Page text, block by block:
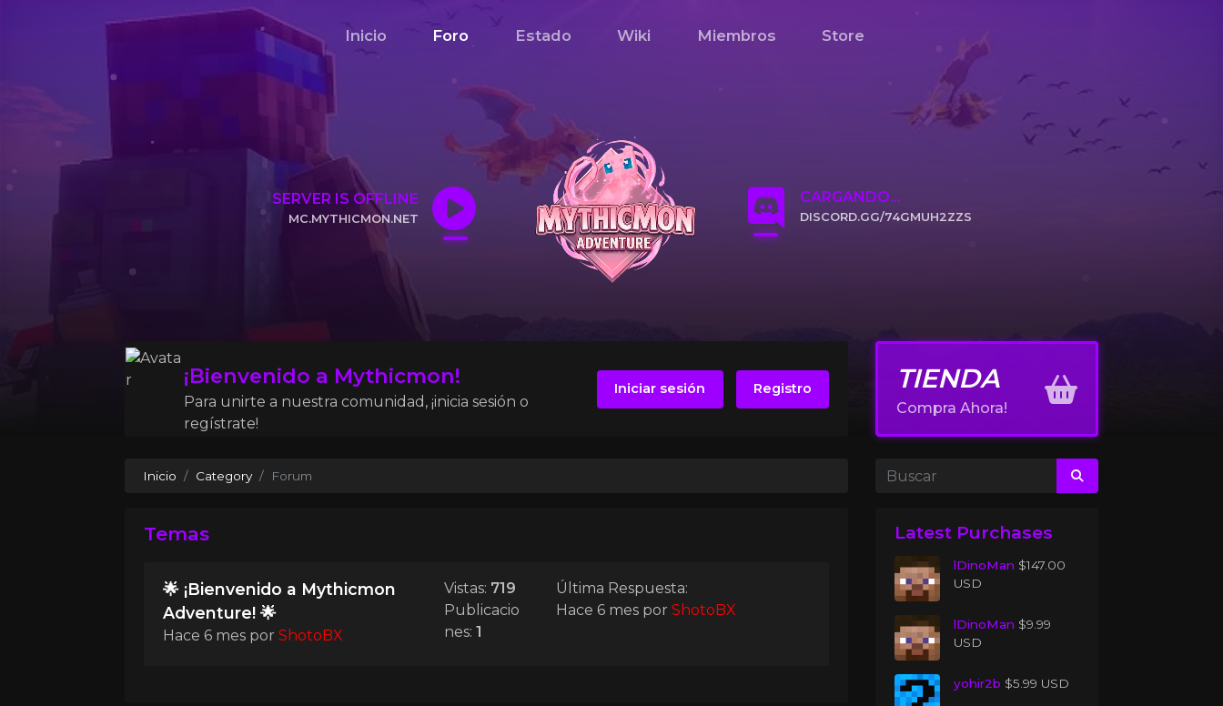
Inicio Foro Estado Wiki Miembros Store
SERVER IS OFFLINE
MC.MYTHICMON.NET
CARGANDO...
DISCORD.GG/74GMUH2ZZS
¡Bienvenido a Mythicmon!
Para unirte a nuestra comunidad, ¡inicia sesión o
regístrate!
Iniciar sesión Registro TIENDA
Compra Ahora!
Inicio Category Forum
Temas
🌟 ¡Bienvenido a Mythicmon
Adventure! 🌟
Hace 6 mes por ShotoBX
Vistas: 719
Publicacio
nes: 1
Última Respuesta:
Hace 6 mes porShotoBX
Latest Purchases
lDinoMan $147.00
USD
lDinoMan $9.99
USD
yohir2b $5.99 USD